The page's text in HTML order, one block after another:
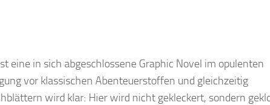
eine in sich abgeschlossene Graphic Novel im opulenten
vor klassischen Abenteuerstoffen und gleichzeitig
wird klar: Hier wird nicht gekleckert, sondern